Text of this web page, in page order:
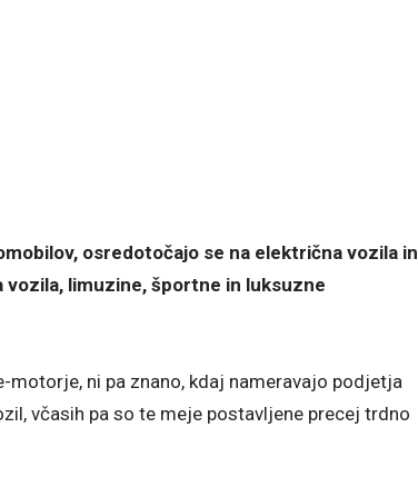
osredotočajo se na električna vozila in
vozila, limuzine, športne in luksuzne
motorje, ni pa znano, kdaj nameravajo podjetja
včasih pa so te meje postavljene precej trdno